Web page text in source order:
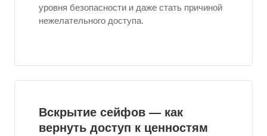
уровня безопасности и даже стать причиной
нежелательного доступа.
Вскрытие сейфов — как
вернуть доступ к ценностям